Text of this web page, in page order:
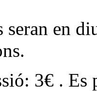
en
3€ . Es